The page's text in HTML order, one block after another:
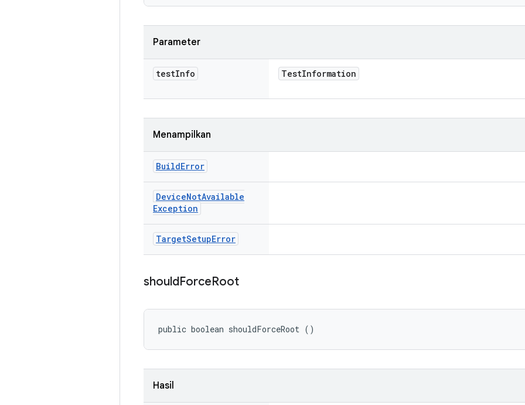
Parameter
testInfo TestInformation
Menampilkan
BuildError
DeviceNotAvailable
Exception
TargetSetupError
shouldForceRoot
public boolean shouldForceRoot ()
Hasil